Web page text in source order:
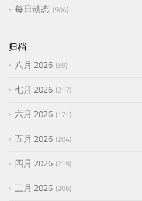
每日动态 504
归档
八月 2026 59
七月 2026 217
六月 2026 171
五月 2026 204
四月 2026 219
三月 2026 206